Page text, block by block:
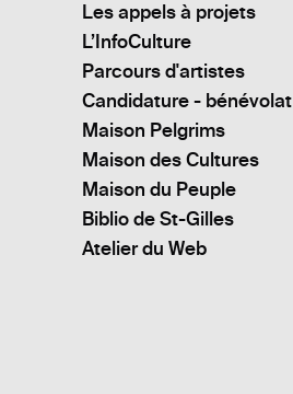
Les appels à projets
L’InfoCulture
Parcours d'artistes
Candidature - bénévolat
Maison Pelgrims
Maison des Cultures
Maison du Peuple
Biblio de St-Gilles
Atelier du Web